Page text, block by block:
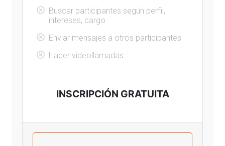
Buscar participantes según perfil,
intereses, cargo
Enviar mensajes a otros participantes
Hacer videollamadas
INSCRIPCIÓN GRATUITA